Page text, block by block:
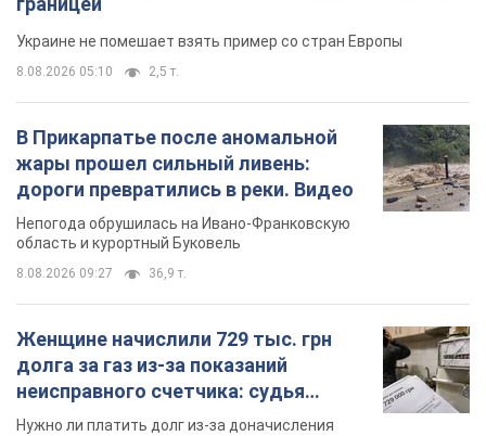
Украине не помешает взять пример со стран Европы
8.08.2026 05:10 2,5 т.
В Прикарпатье после аномальной
жары прошел сильный ливень:
дороги превратились в реки. Видео
Непогода обрушилась на Ивано-Франковскую
область и курортный Буковель
8.08.2026 09:27 36,9 т.
Женщине начислили 729 тыс. грн
долга за газ из-за показаний
неисправного счетчика: судья
вынес неожиданное решение
Нужно ли платить долг из-за доначисления